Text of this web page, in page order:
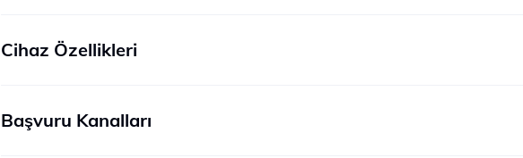
Cihaz Özellikleri
Başvuru Kanalları